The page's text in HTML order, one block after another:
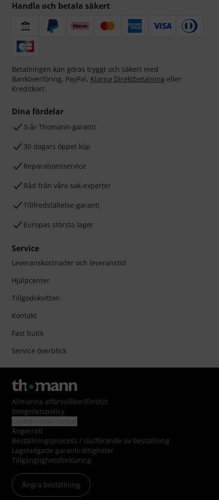
Handla och betala säkert
Betalningen kan göras tryggt och säkert med
Banköverföring, PayPal, Klarna Direktbetalning eller
Kreditkort.
Dina fördelar
3-år Thomann-garanti
30 dagars öppet köp
Reparationsservice
Råd från våra sak-experter
Tillfredställelse-garanti
Europas största lager
Service
Leveranskostnader och leveranstid
Hjälpcenter
Tillgodokvitton
Kontakt
Fast butik
Service överblick
Allmänna affärsvillkor/Finstilt
Integritetspolicy
Ångerrätt
Beställningsprocess / slutförande av beställning
Lagstadgade garantirättigheter
Tillgänglighetsförklaring
Ångra beställning